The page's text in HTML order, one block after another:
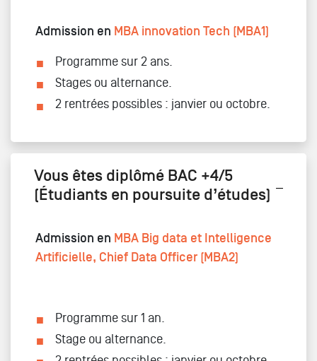
Admission en MBA innovation Tech (MBA1)
Programme sur 2 ans.
Stages ou alternance.
2 rentrées possibles : janvier ou octobre.
Vous êtes diplômé BAC +4/5
(Étudiants en poursuite d’études)
Admission en MBA Big data et Intelligence
Artificielle, Chief Data Officer (MBA2)
Programme sur 1 an.
Stage ou alternance.